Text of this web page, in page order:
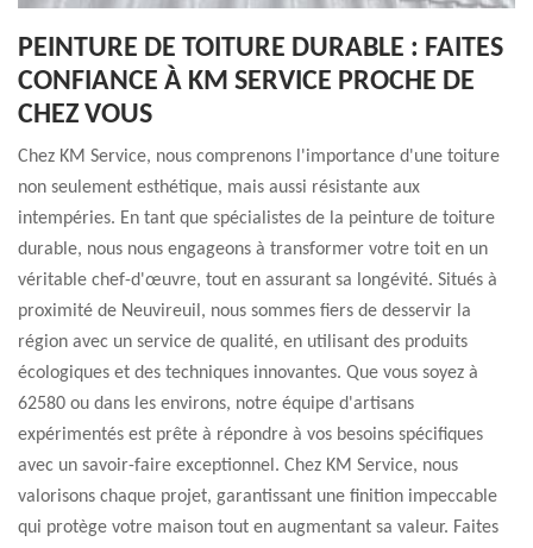
PEINTURE DE TOITURE DURABLE : FAITES
CONFIANCE À KM SERVICE PROCHE DE
CHEZ VOUS
Chez KM Service, nous comprenons l'importance d'une toiture
non seulement esthétique, mais aussi résistante aux
intempéries. En tant que spécialistes de la peinture de toiture
durable, nous nous engageons à transformer votre toit en un
véritable chef-d'œuvre, tout en assurant sa longévité. Situés à
proximité de Neuvireuil, nous sommes fiers de desservir la
région avec un service de qualité, en utilisant des produits
écologiques et des techniques innovantes. Que vous soyez à
62580 ou dans les environs, notre équipe d'artisans
expérimentés est prête à répondre à vos besoins spécifiques
avec un savoir-faire exceptionnel. Chez KM Service, nous
valorisons chaque projet, garantissant une finition impeccable
qui protège votre maison tout en augmentant sa valeur. Faites